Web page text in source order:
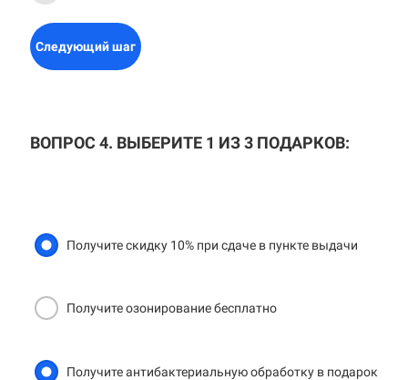
Следующий шаг
ВОПРОС 4. ВЫБЕРИТЕ 1 ИЗ 3 ПОДАРКОВ:
Получите скидку 10% при сдаче в пункте выдачи
Получите озонирование бесплатно
Получите антибактериальную обработку в подарок